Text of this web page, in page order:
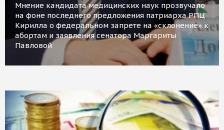
Мнение кандидата медицинских наук прозвучало
на фоне последнего предложения патриарха РПЦ
Кирилла о федеральном запрете на «склонение» к
абортам и заявления сенатора Маргариты
Павловой